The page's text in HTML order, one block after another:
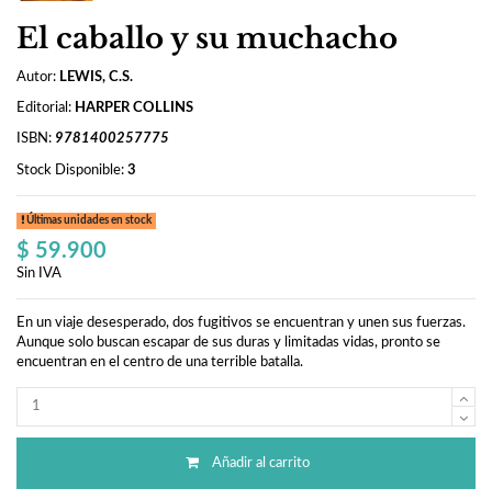
El caballo y su muchacho
Autor: LEWIS, C.S.
Editorial: HARPER COLLINS
ISBN: 9781400257775
Stock Disponible: 3
Últimas unidades en stock
$ 59.900
Sin IVA
En un viaje desesperado, dos fugitivos se encuentran y unen sus fuerzas.
Aunque solo buscan escapar de sus duras y limitadas vidas, pronto se
encuentran en el centro de una terrible batalla.
Añadir al carrito